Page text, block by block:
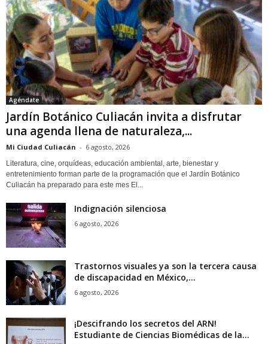
Agéndate
Jardín Botánico Culiacán invita a disfrutar
una agenda llena de naturaleza,...
Mi Ciudad Culiacán - 6 agosto, 2026
Literatura, cine, orquídeas, educación ambiental, arte, bienestar y
entretenimiento forman parte de la programación que el Jardín Botánico
Culiacán ha preparado para este mes El...
Indignación silenciosa
6 agosto, 2026
Trastornos visuales ya son la tercera causa
de discapacidad en México,...
6 agosto, 2026
¡Descifrando los secretos del ARN!
Estudiante de Ciencias Biomédicas de la...